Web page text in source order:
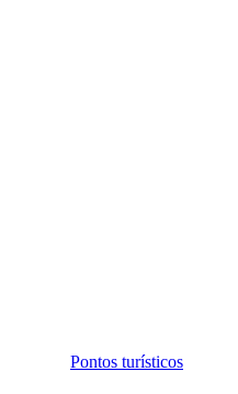
Pontos turísticos